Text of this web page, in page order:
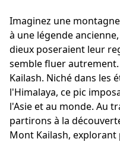
Imaginez une
à une légende
dieux poseraient leur
semble fluer
Kailash. Niché dans les
l'Himalaya, ce pic
l'Asie et au monde. Au
partirons à la
Mont Kailash,